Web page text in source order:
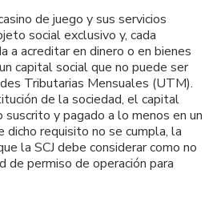
de juego y sus servicios
social exclusivo y, cada
a acreditar en dinero o en bienes
capital social que no puede ser
Tributarias Mensuales (UTM).
de la sociedad, el capital
y pagado a lo menos en un
dicho requisito no se cumpla, la
la SCJ debe considerar como no
de permiso de operación para